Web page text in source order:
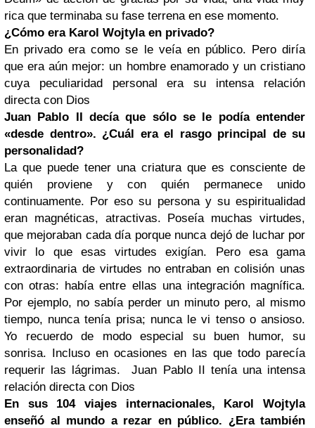
rica que terminaba su fase terrena en ese momento.
¿Cómo era Karol Wojtyla en privado?
En privado era como se le veía en público. Pero diría
que era aún mejor: un hombre enamorado y un cristiano
cuya peculiaridad personal era su intensa relación
directa con Dios
Juan Pablo II decía que sólo se le podía entender
«desde dentro». ¿Cuál era el rasgo principal de su
personalidad?
La que puede tener una criatura que es consciente de
quién proviene y con quién permanece unido
continuamente. Por eso su persona y su espiritualidad
eran magnéticas, atractivas. Poseía muchas virtudes,
que mejoraban cada día porque nunca dejó de luchar por
vivir lo que esas virtudes exigían. Pero esa gama
extraordinaria de virtudes no entraban en colisión unas
con otras: había entre ellas una integración magnífica.
Por ejemplo, no sabía perder un minuto pero, al mismo
tiempo, nunca tenía prisa; nunca le vi tenso o ansioso.
Yo recuerdo de modo especial su buen humor, su
sonrisa. Incluso en ocasiones en las que todo parecía
requerir las lágrimas. Juan Pablo II tenía una intensa
relación directa con Dios
En sus 104 viajes internacionales, Karol Wojtyla
enseñó al mundo a rezar en público. ¿Era también